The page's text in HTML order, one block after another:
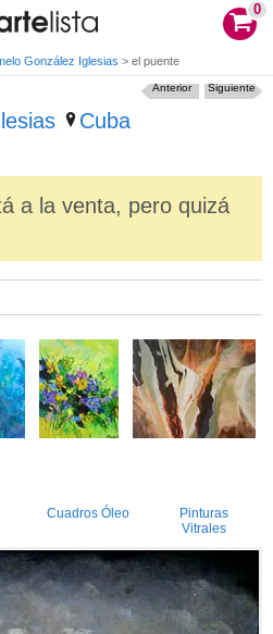
0
González Iglesias > el puente
Cuba
Siguiente
Anterior
a la venta, pero quizá
Cuadros Óleo
Pinturas
Vitrales